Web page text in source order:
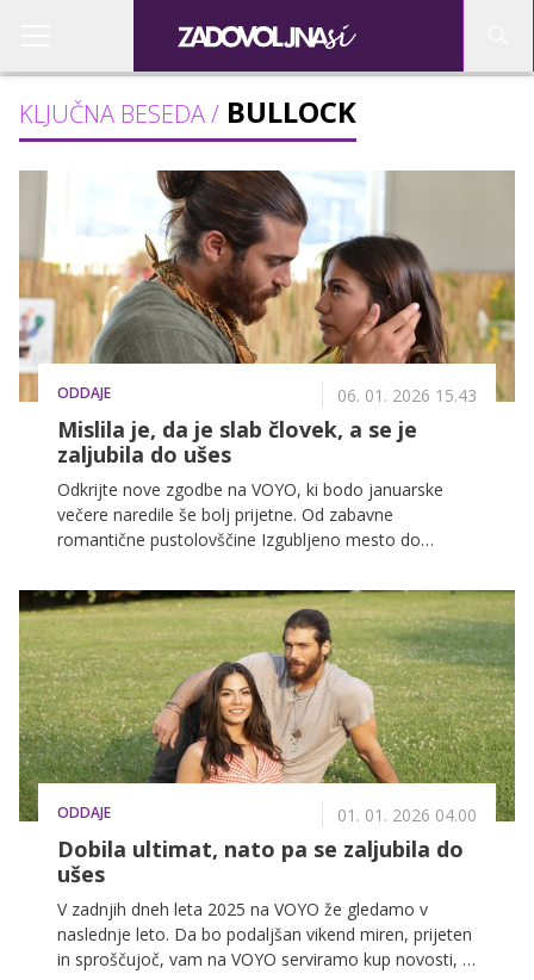
KLJUČNA BESEDA / BULLOCK
ODDAJE 06. 01. 2026 15.43
Mislila je, da je slab človek, a se je
zaljubila do ušes
Odkrijte nove zgodbe na VOYO, ki bodo januarske
večere naredile še bolj prijetne. Od zabavne
romantične pustolovščine Izgubljeno mesto do
srbske serije Čas smrti.
ODDAJE 01. 01. 2026 04.00
Dobila ultimat, nato pa se zaljubila do
ušes
V zadnjih dneh leta 2025 na VOYO že gledamo v
naslednje leto. Da bo podaljšan vikend miren, prijeten
in sproščujoč, vam na VOYO serviramo kup novosti, ki